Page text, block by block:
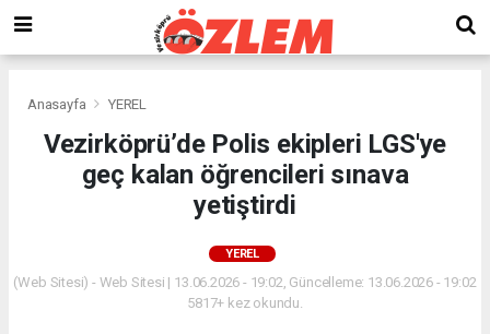
Anasayfa YEREL
Vezirköprü’de Polis ekipleri LGS'ye
geç kalan öğrencileri sınava
yetiştirdi
YEREL
(Web Sitesi) - Web Sitesi | 13.06.2026 - 19:02, Güncelleme: 13.06.2026 - 19:02
5817+ kez okundu.